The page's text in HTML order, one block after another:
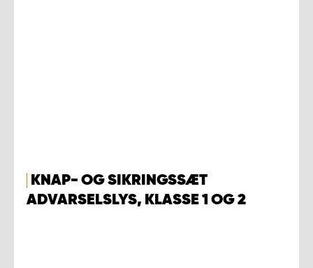
KNAP- OG SIKRINGSSÆT
ADVARSELSLYS, KLASSE 1 OG 2